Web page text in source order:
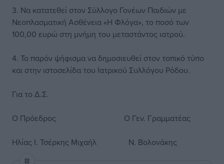
3. Να κατατεθεί στον Σύλλογο Γονέων Παιδιών με
Νεοπλασματική Ασθένεια «Η Φλόγα», το ποσό των
100,00 ευρώ στη μνήμη του μεταστάντος ιατρού.
4. Το παρόν ψήφισμα να δημοσιευθεί στον τοπικό τύπο
και στην ιστοσελίδα του Ιατρικού Συλλόγου Ρόδου.
Για το Δ.Σ.
Ο Πρόεδρος Ο Γεν. Γραμματέας
Ηλίας Ι. Τσέρκης Μιχαήλ Ν. Βολονάκης